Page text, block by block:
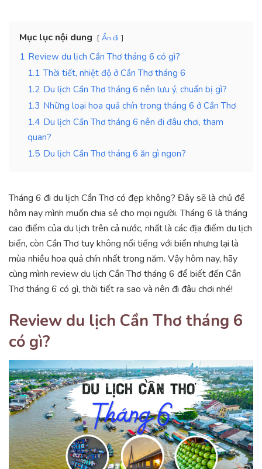
Mục lục nội dung Ẩn đi
1 Review du lịch Cần Thơ tháng 6 có gì?
1.1 Thời tiết, nhiệt độ ở Cần Thơ tháng 6
1.2 Du lịch Cần Thơ tháng 6 nên lưu ý, chuẩn bị gì?
1.3 Những loại hoa quả chín trong tháng 6 ở Cần Thơ
1.4 Du lịch Cần Thơ tháng 6 nên đi đâu chơi, tham
quan?
1.5 Du lịch Cần Thơ tháng 6 ăn gì ngon?
Tháng 6 đi du lịch Cần Thơ có đẹp không? Đây sẽ là chủ đề
hôm nay mình muốn chia sẻ cho mọi người. Tháng 6 là tháng
cao điểm của du lịch trên cả nước, nhất là các địa điểm du lịch
biển, còn Cần Thơ tuy không nổi tiếng với biển nhưng lại là
mùa nhiều hoa quả chín nhất trong năm. Vậy hôm nay, hãy
cùng mình review du lịch Cần Thơ tháng 6 để biết đến Cần
Thơ tháng 6 có gì, thời tiết ra sao và nên đi đâu chơi nhé!
Review du lịch Cần Thơ tháng 6
có gì?